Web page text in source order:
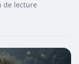
de lecture